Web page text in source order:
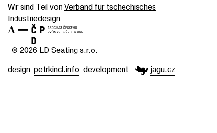
Wir sind Teil vonVerband für tschechisches
Industriedesign
© 2026 LD Seating s.r.o.
design petrkincl.info development jagu.cz